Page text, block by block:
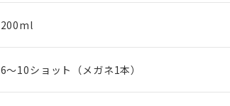
200ml
6～10ショット（メガネ1本）